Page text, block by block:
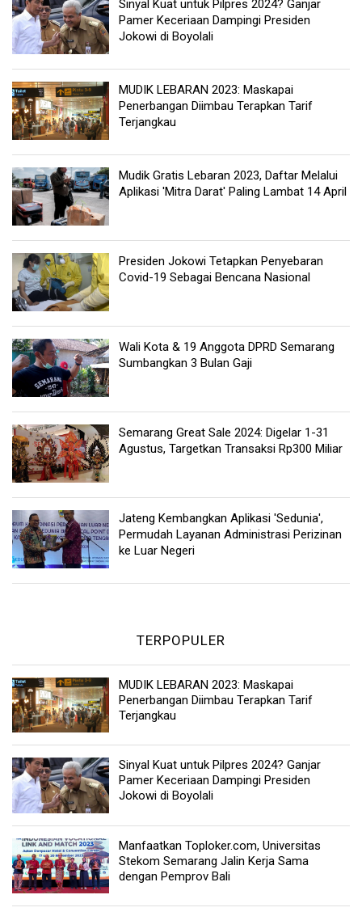
Sinyal Kuat untuk Pilpres 2024? Ganjar
Pamer Keceriaan Dampingi Presiden
Jokowi di Boyolali
MUDIK LEBARAN 2023: Maskapai
Penerbangan Diimbau Terapkan Tarif
Terjangkau
Mudik Gratis Lebaran 2023, Daftar Melalui
Aplikasi 'Mitra Darat' Paling Lambat 14 April
Presiden Jokowi Tetapkan Penyebaran
Covid-19 Sebagai Bencana Nasional
Wali Kota & 19 Anggota DPRD Semarang
Sumbangkan 3 Bulan Gaji
Semarang Great Sale 2024: Digelar 1-31
Agustus, Targetkan Transaksi Rp300 Miliar
Jateng Kembangkan Aplikasi 'Sedunia',
Permudah Layanan Administrasi Perizinan
ke Luar Negeri
TERPOPULER
MUDIK LEBARAN 2023: Maskapai
Penerbangan Diimbau Terapkan Tarif
Terjangkau
Sinyal Kuat untuk Pilpres 2024? Ganjar
Pamer Keceriaan Dampingi Presiden
Jokowi di Boyolali
Manfaatkan Toploker.com, Universitas
Stekom Semarang Jalin Kerja Sama
dengan Pemprov Bali